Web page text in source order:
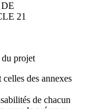
21
du projet
des annexes
de chacun